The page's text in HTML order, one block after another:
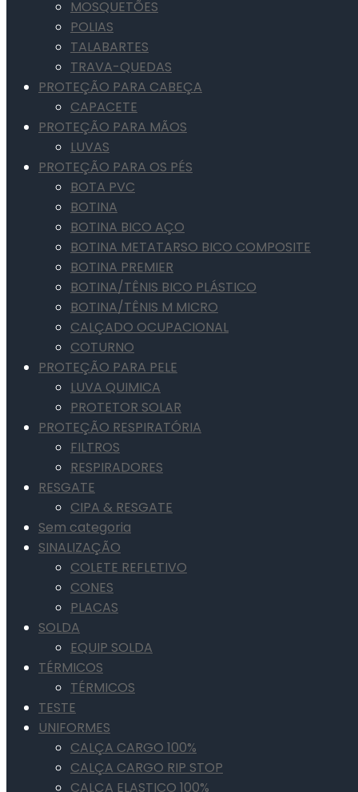
MOSQUETÕES
POLIAS
TALABARTES
TRAVA-QUEDAS
PROTEÇÃO PARA CABEÇA
CAPACETE
PROTEÇÃO PARA MÃOS
LUVAS
PROTEÇÃO PARA OS PÉS
BOTA PVC
BOTINA
BOTINA BICO AÇO
BOTINA METATARSO BICO COMPOSITE
BOTINA PREMIER
BOTINA/TÊNIS BICO PLÁSTICO
BOTINA/TÊNIS M MICRO
CALÇADO OCUPACIONAL
COTURNO
PROTEÇÃO PARA PELE
LUVA QUIMICA
PROTETOR SOLAR
PROTEÇÃO RESPIRATÓRIA
FILTROS
RESPIRADORES
RESGATE
CIPA & RESGATE
Sem categoria
SINALIZAÇÃO
COLETE REFLETIVO
CONES
PLACAS
SOLDA
EQUIP SOLDA
TÉRMICOS
TÉRMICOS
TESTE
UNIFORMES
CALÇA CARGO 100%
CALÇA CARGO RIP STOP
CALÇA ELASTICO 100%